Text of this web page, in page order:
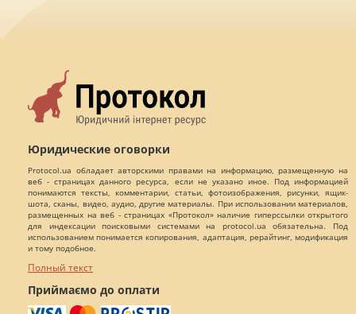
Юридические оговорки
Protocol.ua обладает авторскими правами на информацию, размещенную на
веб - страницах данного ресурса, если не указано иное. Под информацией
понимаются тексты, комментарии, статьи, фотоизображения, рисунки, ящик-
шота, сканы, видео, аудио, другие материалы. При использовании материалов,
размещенных на веб - страницах «Протокол» наличие гиперссылки открытого
для индексации поисковыми системами на protocol.ua обязательна. Под
использованием понимается копирования, адаптация, рерайтинг, модификация
и тому подобное.
Полный текст
Приймаємо до оплати